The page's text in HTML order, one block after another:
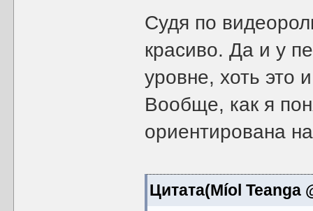
Судя по
красиво. Да и у
уровне, хоть это
Вообще, как я
ориентирована
Цитата(Míol Teanga